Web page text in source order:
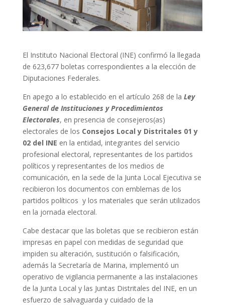
El Instituto Nacional Electoral (INE) confirmó la llegada
de 623,677 boletas correspondientes a la elección de
Diputaciones Federales.
En apego a lo establecido en el artículo 268 de la Ley
General de Instituciones y Procedimientos
Electorales, en presencia de consejeros(as)
electorales de los Consejos Local y Distritales 01 y
02 del INE en la entidad, integrantes del servicio
profesional electoral, representantes de los partidos
políticos y representantes de los medios de
comunicación, en la sede de la Junta Local Ejecutiva se
recibieron los documentos con emblemas de los
partidos políticos y los materiales que serán utilizados
en la jornada electoral.
Cabe destacar que las boletas que se recibieron están
impresas en papel con medidas de seguridad que
impiden su alteración, sustitución o falsificación,
además la Secretaría de Marina, implementó un
operativo de vigilancia permanente a las instalaciones
de la Junta Local y las Juntas Distritales del INE, en un
esfuerzo de salvaguarda y cuidado de la